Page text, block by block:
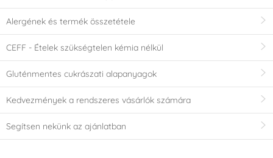
Alergének és termék összetétele
CEFF - Ételek szükségtelen kémia nélkül
Gluténmentes cukrászati alapanyagok
Kedvezmények a rendszeres vásárlók számára
Segítsen nekünk az ajánlatban